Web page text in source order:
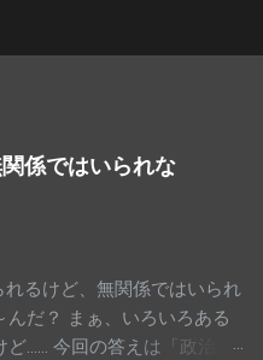
係ではいられな
れるけど、無関係ではいられ
んだ？ まぁ、いろいろある
ど…… 今回の答えは「政治」